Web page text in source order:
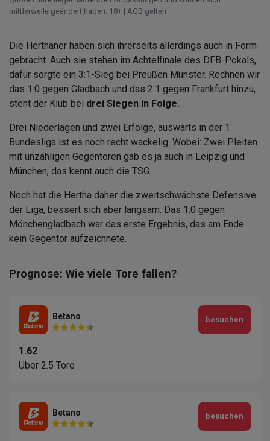
mittlerweile geändert haben. 18+ | AGB gelten
Die Herthaner haben sich ihrerseits allerdings auch in Form
gebracht. Auch sie stehen im Achtelfinale des DFB-Pokals,
dafür sorgte ein 3:1-Sieg bei Preußen Münster. Rechnen wir
das 1:0 gegen Gladbach und das 2:1 gegen Frankfurt hinzu,
steht der Klub bei drei Siegen in Folge.
Drei Niederlagen und zwei Erfolge, auswärts in der 1.
Bundesliga ist es noch recht wackelig. Wobei: Zwei Pleiten
mit unzähligen Gegentoren gab es ja auch in Leipzig und
München, das kennt auch die TSG.
Noch hat die Hertha daher die zweitschwächste Defensive
der Liga, bessert sich aber langsam. Das 1:0 gegen
Mönchengladbach war das erste Ergebnis, das am Ende
kein Gegentor aufzeichnete.
Prognose: Wie viele Tore fallen?
Betano
1.62
Über 2.5 Tore
besuchen
Betano besuchen